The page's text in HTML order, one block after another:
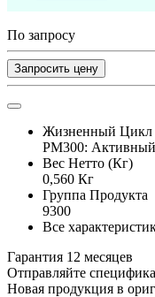
По запросу
Запросить цену
Жизненный Цикл
PM300:
Вес Нетто (Кг)
0,560 Кг
Группа Продукта
9300
Все
Гарантия 12 месяцев
Отправляйте
Новая продукция в